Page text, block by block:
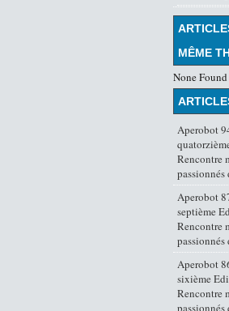
MÊME
None Found
Aperobot
Rencontre
Aperobot
septième
Rencontre
Aperobot
sixième
Rencontre